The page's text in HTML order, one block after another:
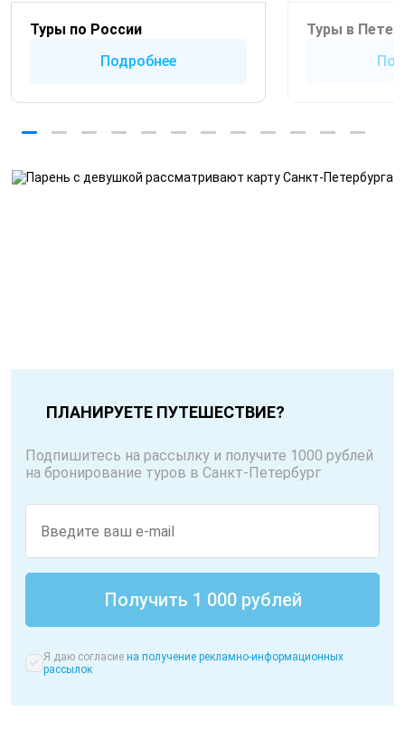
Туры по России
Подробнее
Туры в
ПЛАНИРУЕТЕ ПУТЕШЕСТВИЕ?
Подпишитесь на рассылку и получите 1000 рублей
на бронирование туров в Санкт-Петербург
Я даю согласие на получение рекламно-информационных
рассылок